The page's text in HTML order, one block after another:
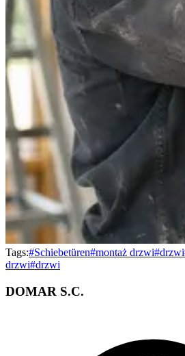
Tags:#Schiebetüren#montaż drzwi#drzwi
drzwi#drzwi
DOMAR S.C.